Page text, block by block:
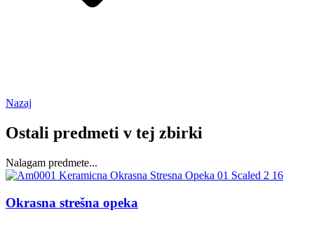
Nazaj
Ostali predmeti v tej zbirki
Nalagam predmete...
Okrasna strešna opeka